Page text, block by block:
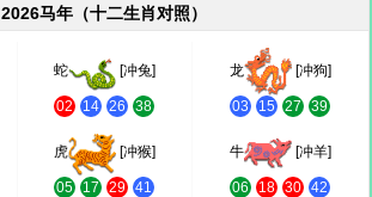
2026马年（十二生肖对照）
蛇 [冲兔]
02 14 26 38
龙 [冲狗]
03 15 27 39
虎 [冲猴]
05 17 29 41
牛 [冲羊]
06 18 30 42